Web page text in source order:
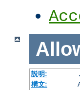
説明:
構文: